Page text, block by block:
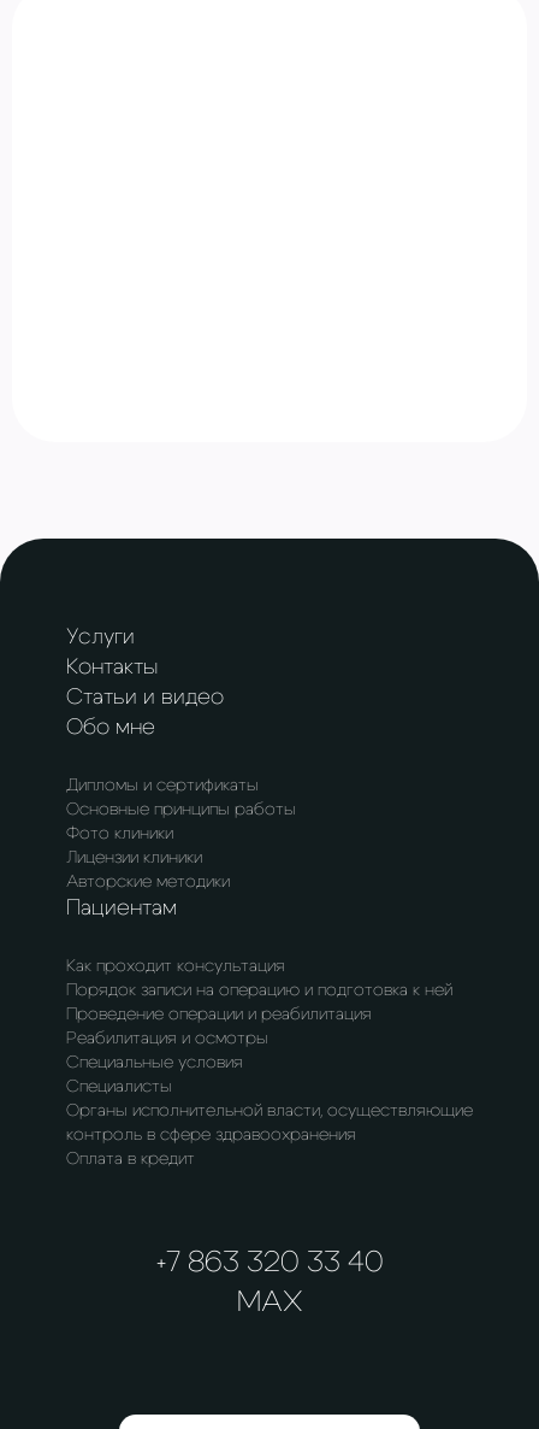
Обо мне
Дипломы и сертификаты
Основные принципы работы
Фото клиники
Лицензии клиники
Авторские методики
Пациентам
Как проходит консультация
Порядок записи на операцию и подготовка к ней
Проведение операции и реабилитация
Реабилитация и осмотры
Специальные условия
Специалисты
Органы исполнительной власти, осуществляющие
контроль в сфере здравоохранения
Оплата в кредит
Услуги
Контакты
Статьи и видео
+7 863 320 33 40
MAX